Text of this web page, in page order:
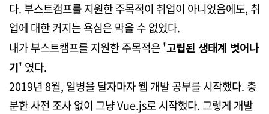
다. 부스트캠프를 지원한 주목적이 취업이 아니었음에도, 취
업에 대한 커지는 욕심은 막을 수 없었다.
내가 부스트캠프를 지원한 주목적은'고립된 생태계 벗어나
기' 였다.
2019년 8월, 일병을 달자마자 웹 개발 공부를 시작했다. 충
분한 사전 조사 없이 그냥 Vue.js로 시작했다. 그렇게 개발